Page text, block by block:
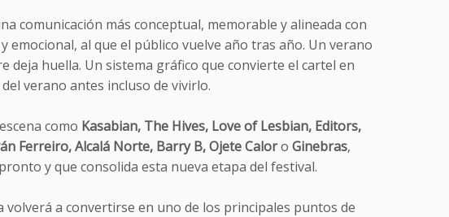
comunicación más conceptual, memorable y alineada con
al que el público vuelve año tras año. Un verano
huella. Un sistema gráfico que convierte el cartel en
verano antes incluso de vivirlo.
como Kasabian, The Hives, Love of Lesbian, Editors,
Ferreiro, Alcalá Norte, Barry B, Ojete Caloro Ginebras,
y que consolida esta nueva etapa del festival.
a convertirse en uno de los principales puntos de